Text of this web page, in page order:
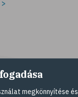
megkönnyítése és